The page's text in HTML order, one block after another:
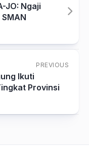
JO: Ngaji
PREVIOUS
Ikuti
Provinsi